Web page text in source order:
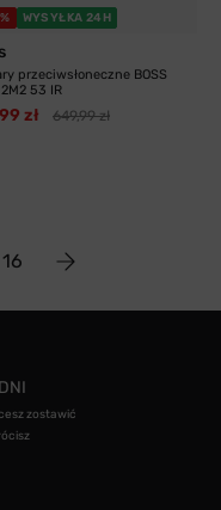
WYSYŁKA 24H
przeciwsłoneczne BOSS
53 IR
zł 649,99 zł
16
zostawić